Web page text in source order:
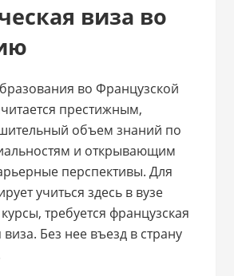
виза во
во Французской
престижным,
объем знаний по
и открывающим
перспективы. Для
учиться здесь в вузе
требуется французская
виза. Без нее въезд в страну